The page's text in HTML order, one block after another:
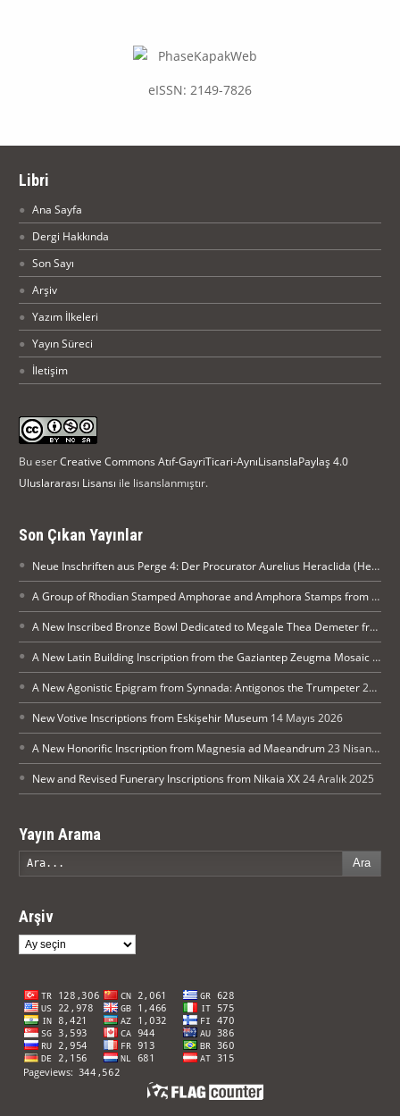
eISSN: 2149-7826
Libri
Ana Sayfa
Dergi Hakkında
Son Sayı
Arşiv
Yazım İlkeleri
Yayın Süreci
İletişim
Bu eserCreative Commons Atıf-GayriTicari-AynıLisanslaPaylaş 4.0
Uluslararası Lisansı ile lisanslanmıştır.
Son Çıkan Yayınlar
Neue Inschriften aus Perge 4: Der Procurator Aurelius Heraclida (Heraklides) ehrt Kaiser Diocletian in Perge
A Group of Rhodian Stamped Amphorae and Amphora Stamps from Silifke Museum
A New Inscribed Bronze Bowl Dedicated to Megale Thea Demeter from Arykanda
A New Latin Building Inscription from the Gaziantep Zeugma Mosaic Museum
A New Agonistic Epigram from Synnada: Antigonos the Trumpeter21 Mayıs 2026
New Votive Inscriptions from Eskişehir Museum 14 Mayıs 2026
A New Honorific Inscription from Magnesia ad Maeandrum23 Nisan 2026
New and Revised Funerary Inscriptions from Nikaia XX24 Aralık 2025
Yayın Arama
Ara
Arşiv
Arşiv